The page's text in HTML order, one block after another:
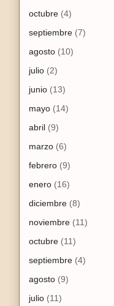
octubre (4)
septiembre (7)
agosto (10)
julio (2)
junio (13)
mayo (14)
abril (9)
marzo (6)
febrero (9)
enero (16)
diciembre (8)
noviembre (11)
octubre (11)
septiembre (4)
agosto (9)
julio (11)